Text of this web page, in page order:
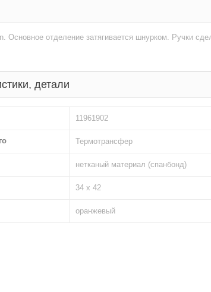
Основное отделение затягивается шнурком. Ручки
детали
11961902
Термотрансфер
нетканый материал (спанбонд)
34 х 42
оранжевый